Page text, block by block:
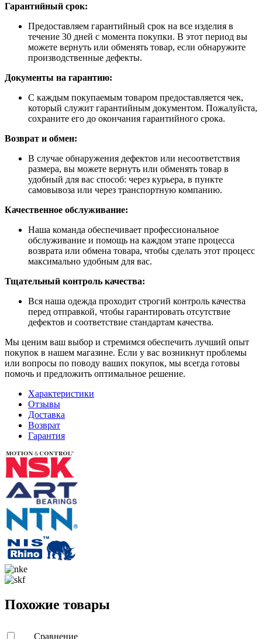
Гарантийный срок:
Предоставляем гарантийный срок на все изделия в
течение 30 дней с момента покупки. В этот период вы
можете вернуть или обменять товар, если обнаружите
производственные дефекты.
Документы на гарантию:
С каждым покупаемым товаром предоставляется чек,
который служит гарантийным документом. Пожалуйста,
сохраните его до окончания гарантийного срока.
Возврат и обмен:
В случае обнаружения дефектов или несоответствия
размера, вы можете вернуть или обменять товар в
удобный для вас способ: через курьера, в пункте
самовывоза или через транспортную компанию.
Качественное обслуживание:
Наша команда обеспечивает профессиональное
обслуживание и помощь на каждом этапе процесса
возврата или обмена товара, чтобы сделать этот процесс
максимально удобным для вас.
Тщательный контроль качества:
Вся наша одежда проходит строгий контроль качества
перед отправкой, чтобы гарантировать отсутствие
дефектов и соответствие стандартам качества.
Мы ценим ваш выбор и стремимся обеспечить лучший опыт
покупок в нашем магазине. Если у вас возникнут проблемы
или вопросы по поводу ваших покупок, мы всегда готовы
помочь и предложить оптимальное решение.
Характеристики
Отзывы
Доставка
Возврат
Гарантия
Похожие товары
Сравнение